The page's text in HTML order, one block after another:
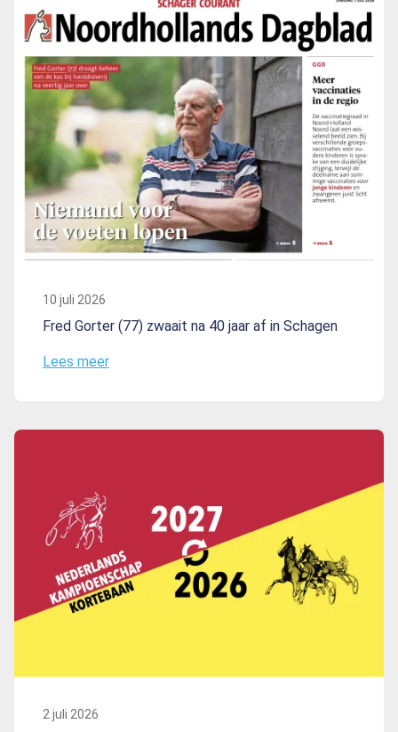
10 juli 2026
Fred Gorter (77) zwaait na 40 jaar af in Schagen
Lees meer
2 juli 2026